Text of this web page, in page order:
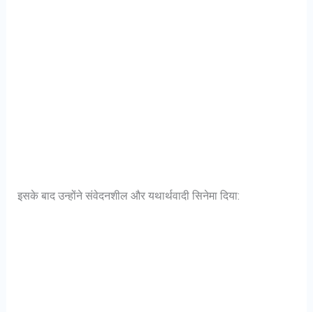
इसके बाद उन्होंने संवेदनशील और यथार्थवादी सिनेमा दिया: